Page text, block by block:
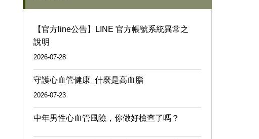
【官方line公告】LINE 官方帳號系統異常之
說明
2026-07-28
守護心血管健康_什麼是高血脂
2026-07-23
中年男性心血管風險，你做好檢查了嗎？